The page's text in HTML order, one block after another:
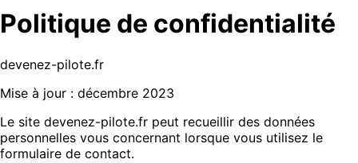
Politique de confidentialité
devenez-pilote.fr
Mise à jour : décembre 2023
Le site devenez-pilote.fr peut recueillir des données
personnelles vous concernant lorsque vous utilisez le
formulaire de contact.